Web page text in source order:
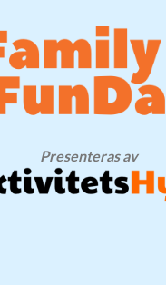
Presenteras av